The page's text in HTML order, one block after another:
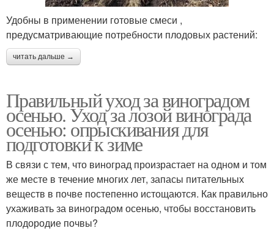
Удобны в применении готовые смеси ,
предусматривающие потребности плодовых растений:
читать дальше →
Правильный уход за виноградом
осенью. Уход за лозой винограда
осенью: опрыскивания для
подготовки к зиме
В связи с тем, что виноград произрастает на одном и том
же месте в течение многих лет, запасы питательных
веществ в почве постепенно истощаются. Как правильно
ухаживать за виноградом осенью, чтобы восстановить
плодородие почвы?